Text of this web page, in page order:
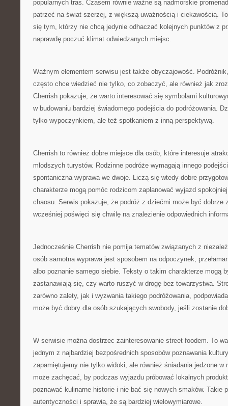
popularnych tras. Czasem równie ważne są nadmorskie
patrzeć na świat szerzej, z większą uważnością i ciekawością.
się tym, którzy nie chcą jedynie odhaczać kolejnych punktów z
naprawdę poczuć klimat odwiedzanych miejsc.
Ważnym elementem serwisu jest także obyczajowość.
często chce wiedzieć nie tylko, co zobaczyć, ale również jak
Cherrish pokazuje, że warto interesować się symbolami
w budowaniu bardziej świadomego podejścia do podróżowania.
tylko wypoczynkiem, ale też spotkaniem z inną perspektywą.
Cherrish to również dobre miejsce dla osób, które interesuje
młodszych turystów. Rodzinne podróże wymagają innego
spontaniczna wyprawa we dwoje. Liczą się wtedy dobre
charakterze mogą pomóc rodzicom zaplanować wyjazd
chaosu. Serwis pokazuje, że podróż z dziećmi może być dobrze
wcześniej poświęci się chwilę na znalezienie odpowiednich
Jednocześnie Cherrish nie pomija tematów związanych z
osób samotna wyprawa jest sposobem na odpoczynek,
albo poznanie samego siebie. Teksty o takim charakterze mogą
zastanawiają się, czy warto ruszyć w drogę bez towarzystwa.
zarówno zalety, jak i wyzwania takiego podróżowania,
może być dobry dla osób szukających swobody, jeśli zostanie
W serwisie można dostrzec zainteresowanie street foodem. To
jednym z najbardziej bezpośrednich sposobów poznawania
zapamiętujemy nie tylko widoki, ale również śniadania jedzone w
może zachęcać, by podczas wyjazdu próbować lokalnych
poznawać kulinarne historie i nie bać się nowych smaków. Takie
autentyczności i sprawia, że są bardziej wielowymiarowe.